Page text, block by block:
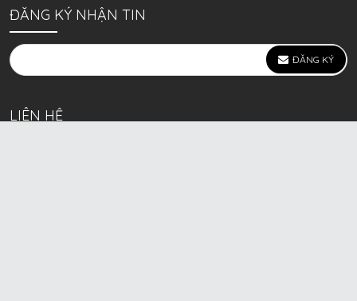
ĐĂNG KÝ NHẬN TIN
ĐĂNG KÝ
LIÊN HỆ